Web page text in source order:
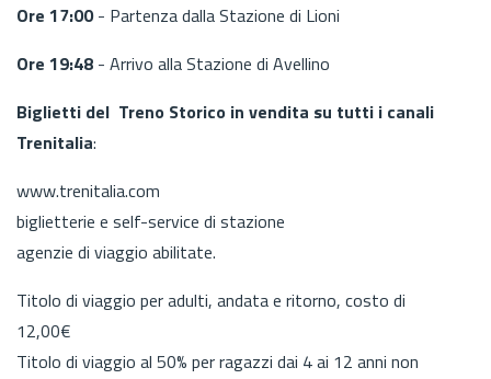
Ore 17:00- Partenza dalla Stazione di Lioni
Ore 19:48 - Arrivo alla Stazione di Avellino
Biglietti del Treno Storico in vendita su tutti i canali
Trenitalia:
www.trenitalia.com
biglietterie e self-service di stazione
agenzie di viaggio abilitate.
Titolo di viaggio per adulti, andata e ritorno, costo di
12,00€
Titolo di viaggio al 50% per ragazzi dai 4 ai 12 anni non